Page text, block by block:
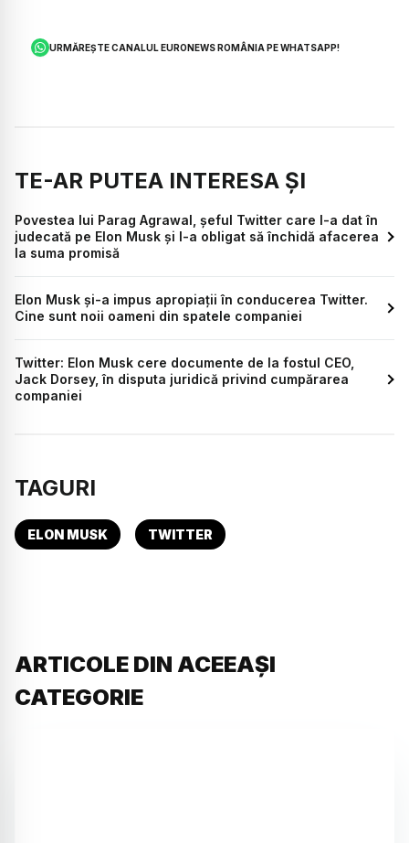
URMĂREȘTE CANALUL EURONEWS ROMÂNIA PE WHATSAPP!
TE-AR PUTEA INTERESA ȘI
Povestea lui Parag Agrawal, șeful Twitter care l-a dat în
judecată pe Elon Musk și l-a obligat să închidă afacerea
la suma promisă
Elon Musk și-a impus apropiații în conducerea Twitter.
Cine sunt noii oameni din spatele companiei
Twitter: Elon Musk cere documente de la fostul CEO,
Jack Dorsey, în disputa juridică privind cumpărarea
companiei
TAGURI
ELON MUSK TWITTER
ARTICOLE DIN ACEEAȘI
CATEGORIE